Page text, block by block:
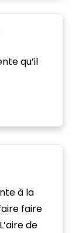
qu’il
à la
faire
de